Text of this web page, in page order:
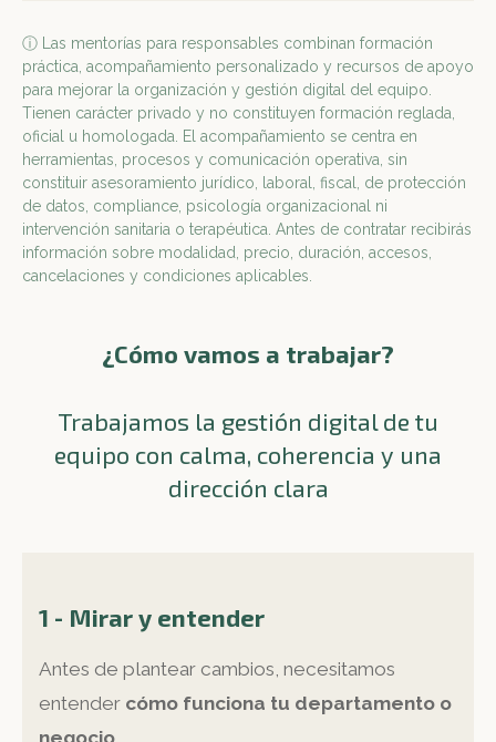
ⓘ Las mentorías para responsables combinan formación
práctica, acompañamiento personalizado y recursos de apoyo
para mejorar la organización y gestión digital del equipo.
Tienen carácter privado y no constituyen formación reglada,
oficial u homologada. El acompañamiento se centra en
herramientas, procesos y comunicación operativa, sin
constituir asesoramiento jurídico, laboral, fiscal, de protección
de datos, compliance, psicología organizacional ni
intervención sanitaria o terapéutica. Antes de contratar recibirás
información sobre modalidad, precio, duración, accesos,
cancelaciones y condiciones aplicables.
¿Cómo vamos a trabajar?
Trabajamos la gestión digital de tu
equipo con calma, coherencia y una
dirección clara
1 - Mirar y entender
Antes de plantear cambios, necesitamos
entender cómo funciona tu departamento o